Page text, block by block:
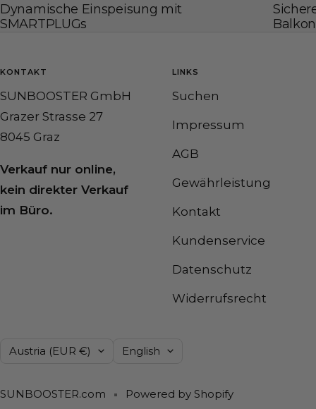
Dynamische Einspeisung mit
SMARTPLUGs
KONTAKT
SUNBOOSTER GmbH
Grazer Strasse 27
8045 Graz
Verkauf nur online,
kein direkter Verkauf
im Büro.
LINKS
Suchen
Impressum
AGB
Gewährleistung
Kontakt
Kundenservice
Datenschutz
Widerrufsrecht
Country/region
Austria (EUR €) Language
English
SUNBOOSTER.com Powered by Shopify